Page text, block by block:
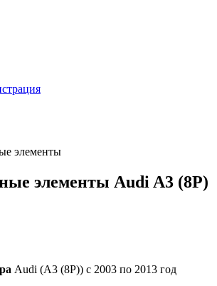
элементы
элементы Audi A3 (8P)
Audi (A3 (8P)) с 2003 по 2013 год